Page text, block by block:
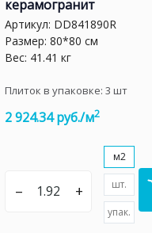
керамогранит
Артикул: DD841890R
Размер: 80*80 см
Вес: 41.41 кг
Плиток в упаковке: 3 шт
2 924.34 руб./м2
– +
м2
шт.
упак.